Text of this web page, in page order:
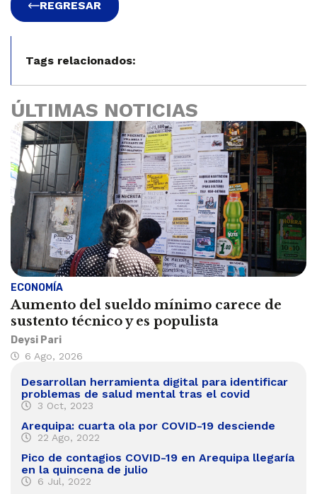
REGRESAR
Tags relacionados:
ÚLTIMAS NOTICIAS
ECONOMÍA
Aumento del sueldo mínimo carece de
sustento técnico y es populista
Deysi Pari
6 Ago, 2026
Desarrollan herramienta digital para identificar
problemas de salud mental tras el covid
3 Oct, 2023
Arequipa: cuarta ola por COVID-19 desciende
22 Ago, 2022
Pico de contagios COVID-19 en Arequipa llegaría
en la quincena de julio
6 Jul, 2022